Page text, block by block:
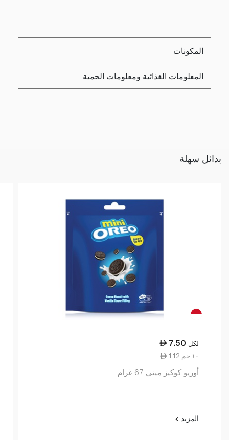
المكونات
المعلومات الغذائية ومعلومات الحمية
بدائل سهلة
7.50 لكل
1.12 ١٠ جم
أوريو كوكيز ميني 67 غرام
المزيد